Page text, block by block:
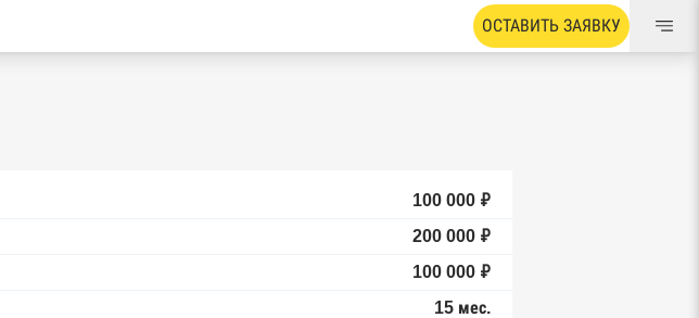
ОСТАВИТЬ ЗАЯВКУ
100 000 ₽
200 000 ₽
100 000 ₽
15 мес.